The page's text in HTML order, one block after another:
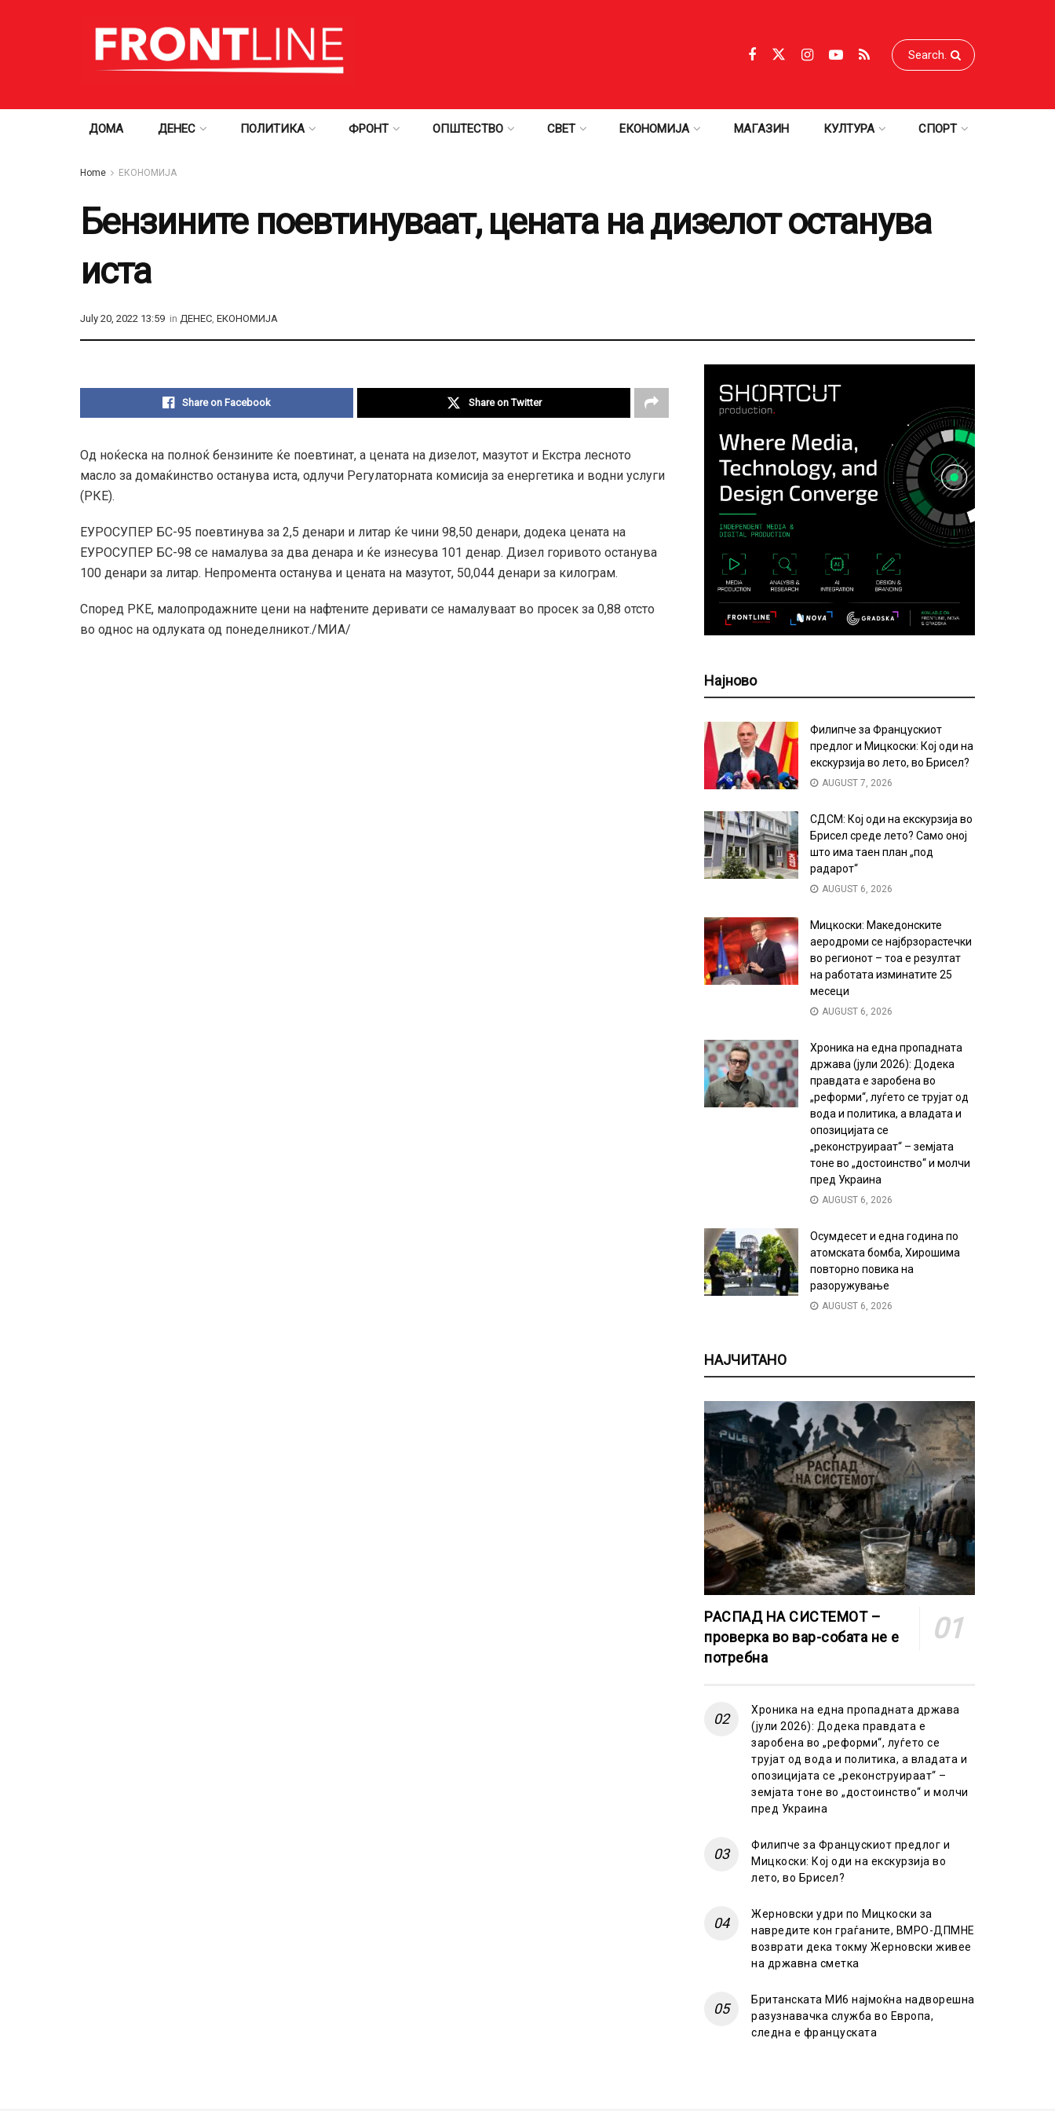
ДОМА ДЕНЕС ПОЛИТИКА ФРОНТ ОПШТЕСТВО СВЕТ ЕКОНОМИЈА МАГАЗИН КУЛТУРА СПОРТ
Home ЕКОНОМИЈА
Бензините поевтинуваат, цената на дизелот останува
иста
July 20, 2022 13:59 in ДЕНЕС, ЕКОНОМИЈА
Share on Facebook Share on Twitter
Од ноќеска на полноќ бензините ќе поевтинат, а цената на дизелот, мазутот и Екстра лесното
масло за домаќинство останува иста, одлучи Регулаторната комисија за енергетика и водни услуги
(РКЕ).
ЕУРОСУПЕР БС-95 поевтинува за 2,5 денари и литар ќе чини 98,50 денари, додека цената на
ЕУРОСУПЕР БС-98 се намалува за два денара и ќе изнесува 101 денар. Дизел горивото останува
100 денари за литар. Непромента останува и цената на мазутот, 50,044 денари за килограм.
Според РКЕ, малопродажните цени на нафтените деривати се намалуваат во просек за 0,88 отсто
во однос на одлуката од понеделникот./МИА/
Најново
Филипче за Францускиот
предлог и Мицкоски: Кој оди на
екскурзија во лето, во Брисел?
AUGUST 7, 2026
СДСМ: Кој оди на екскурзија во
Брисел среде лето? Само оној
што има таен план „под
радарот“
AUGUST 6, 2026
Мицкоски: Македонските
аеродроми се најбрзорастечки
во регионот – тоа е резултат
на работата изминатите 25
месеци
AUGUST 6, 2026
Хроника на една пропадната
држава (јули 2026): Додека
правдата е заробена во
„реформи“, луѓето се трујат од
вода и политика, а владата и
опозицијата се
„реконструираат“ – земјата
тоне во „достоинство“ и молчи
пред Украина
AUGUST 6, 2026
Осумдесет и една година по
атомската бомба, Хирошима
повторно повика на
разоружување
AUGUST 6, 2026
НАЈЧИТАНО
РАСПАД НА СИСТЕМОТ –
проверка во вар-собата не е
потребна
Хроника на една пропадната држава
(јули 2026): Додека правдата е
заробена во „реформи“, луѓето се
трујат од вода и политика, а владата и
опозицијата се „реконструираат“ –
земјата тоне во „достоинство“ и молчи
пред Украина
Филипче за Францускиот предлог и
Мицкоски: Кој оди на екскурзија во
лето, во Брисел?
Жерновски удри по Мицкоски за
навредите кон граѓаните, ВМРО-ДПМНЕ
возврати дека токму Жерновски живее
на државна сметка
Британската МИ6 најмоќна надворешна
разузнавачка служба во Европа,
следна е француската